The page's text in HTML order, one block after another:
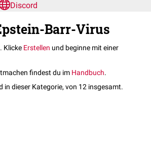
Discord
Barr-Virus
Klicke Erstellen und beginne mit einer
findest du im Handbuch.
in dieser Kategorie, von 12 insgesamt.